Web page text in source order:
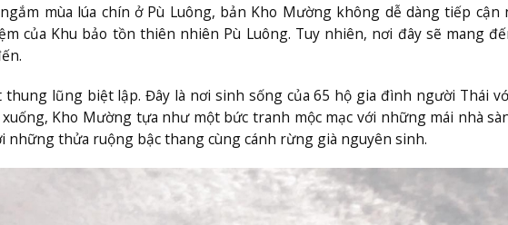
mùa lúa chín ở Pù Luông, bản Kho Mường không dễ dàng tiếp
của Khu bảo tồn thiên nhiên Pù Luông. Tuy nhiên, nơi đây sẽ mang
thung lũng biệt lập. Đây là nơi sinh sống của 65 hộ gia đình người Thái
Kho Mường tựa như một bức tranh mộc mạc với những mái nhà
những thửa ruộng bậc thang cùng cánh rừng già nguyên sinh.